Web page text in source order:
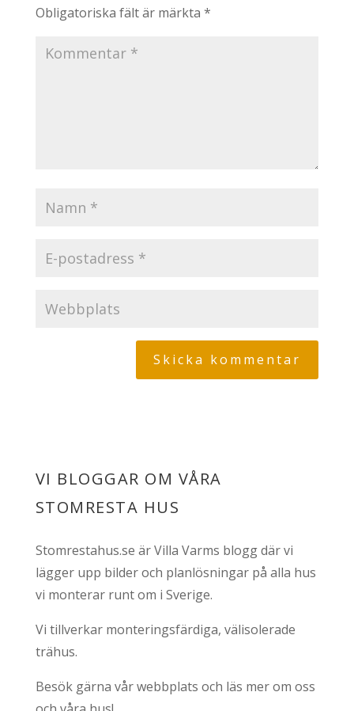
Obligatoriska fält är märkta *
VI BLOGGAR OM VÅRA
STOMRESTA HUS
Stomrestahus.se är Villa Varms blogg där vi
lägger upp bilder och planlösningar på alla hus
vi monterar runt om i Sverige.
Vi tillverkar monteringsfärdiga, välisolerade
trähus.
Besök gärna vår webbplats och läs mer om oss